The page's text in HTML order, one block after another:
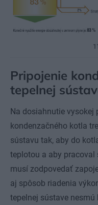
Pripojenie
tepelnej
Na dosiahnutie vysokej
kondenzačného kotla
sústavu tak, aby do
teplotou a aby
musí zodpovedať
aj spôsob riadenia
tepelnej sústave